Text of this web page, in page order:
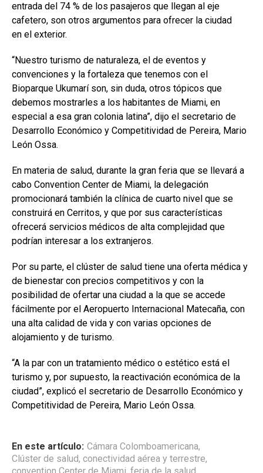
entrada del 74 % de los pasajeros que llegan al eje
cafetero, son otros argumentos para ofrecer la ciudad
en el exterior.
“Nuestro turismo de naturaleza, el de eventos y
convenciones y la fortaleza que tenemos con el
Bioparque Ukumarí son, sin duda, otros tópicos que
debemos mostrarles a los habitantes de Miami, en
especial a esa gran colonia latina”, dijo el secretario de
Desarrollo Económico y Competitividad de Pereira, Mario
León Ossa.
En materia de salud, durante la gran feria que se llevará a
cabo Convention Center de Miami, la delegación
promocionará también la clínica de cuarto nivel que se
construirá en Cerritos, y que por sus características
ofrecerá servicios médicos de alta complejidad que
podrían interesar a los extranjeros.
Por su parte, el clúster de salud tiene una oferta médica y
de bienestar con precios competitivos y con la
posibilidad de ofertar una ciudad a la que se accede
fácilmente por el Aeropuerto Internacional Matecaña, con
una alta calidad de vida y con varias opciones de
alojamiento y de turismo.
“A la par con un tratamiento médico o estético está el
turismo y, por supuesto, la reactivación económica de la
ciudad”, explicó el secretario de Desarrollo Económico y
Competitividad de Pereira, Mario León Ossa.
En este artículo: Cámara Colomboamericana,
Clúster de salud, conectividad aérea y terrestre,